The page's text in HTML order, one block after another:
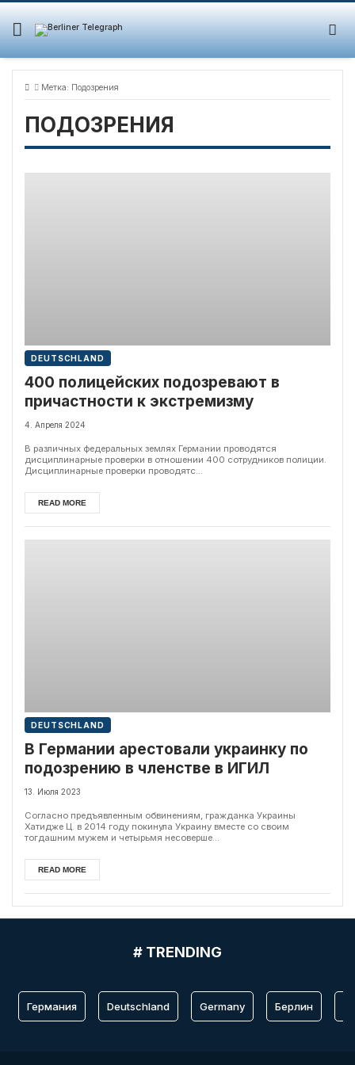
Skip
content
Метка: Подозрения
ПОДОЗРЕНИЯ
DEUTSCHLAND
400 полицейских подозревают в
причастности к экстремизму
4. Апреля 2024
В различных федеральных землях Германии проводятся
дисциплинарные проверки в отношении 400 сотрудников полиции.
Дисциплинарные проверки проводятс...
READ MORE
DEUTSCHLAND
В Германии арестовали украинку по
подозрению в членстве в ИГИЛ
13. Июля 2023
Согласно предъявленным обвинениям, гражданка Украины
Хатидже Ц. в 2014 году покинула Украину вместе со своим
тогдашним мужем и четырьмя несоверше...
READ MORE
# TRENDING
Германия Deutschland Germany Берлин